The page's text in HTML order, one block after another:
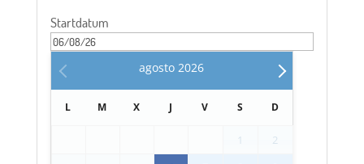
Startdatum
agosto 2026
L M X J V S D
1
2